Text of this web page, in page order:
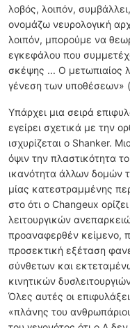
λοβός, λοιπόν,
ονομάζω νευρολογική
λοιπόν, μπορούμε να
εγκεφάλου που
σκέψης ... Ο μετωπιαίος
γένεση των υποθέσεων»
Υπάρχει μια σειρά
εγείρει σχετικά με την
ισχυρίζεται ο Shanker.
όψιν την πλαστικότητα
ικανότητα άλλων δομών
μίας κατεστραμμένης
στο ότι ο Changeux
λειτουργικών
προαναφερθέν κείμενο,
προσεκτική εξέταση
σύνθετων και
κινητικών
Όλες αυτές οι
«πλάνης του